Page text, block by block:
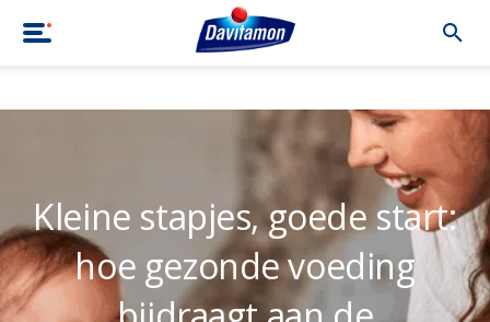
Kleine stapjes, goede start:
hoe gezonde voeding